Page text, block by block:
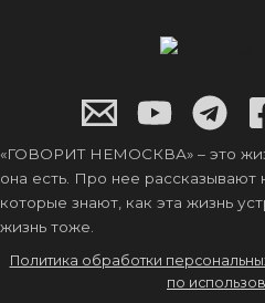
«ГОВОРИТ НЕМОСКВА» – это
она есть. Про нее рассказывают
которые знают, как эта жизнь
жизнь тоже.
Политика обработки
по